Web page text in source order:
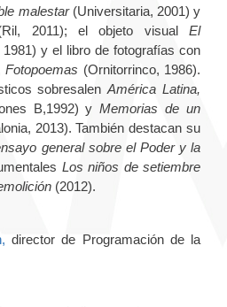
malestar(Universitaria, 2001) y
2011); el objeto visual El
1981) y el libro de fotografías con
Fotopoemas (Ornitorrinco, 1986).
sobresalenAmérica Latina,
B,1992) yMemorias de un
2013). También destacan su
general sobre el Poder y la
Los niños de setiembre
(2012).
director de Programación de la